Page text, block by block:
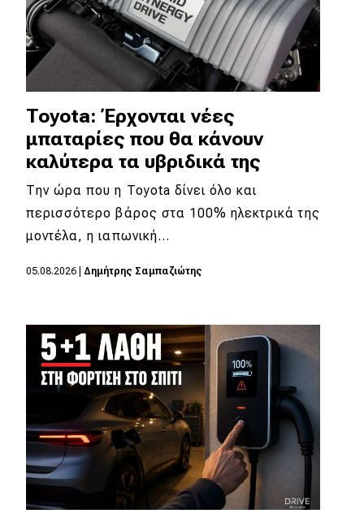
Toyota: Έρχονται νέες
μπαταρίες που θα κάνουν
καλύτερα τα υβριδικά της
Την ώρα που η Toyota δίνει όλο και
περισσότερο βάρος στα 100% ηλεκτρικά της
μοντέλα, η ιαπωνική…
05.08.2026 Δημήτρης Σαμπαζιώτης